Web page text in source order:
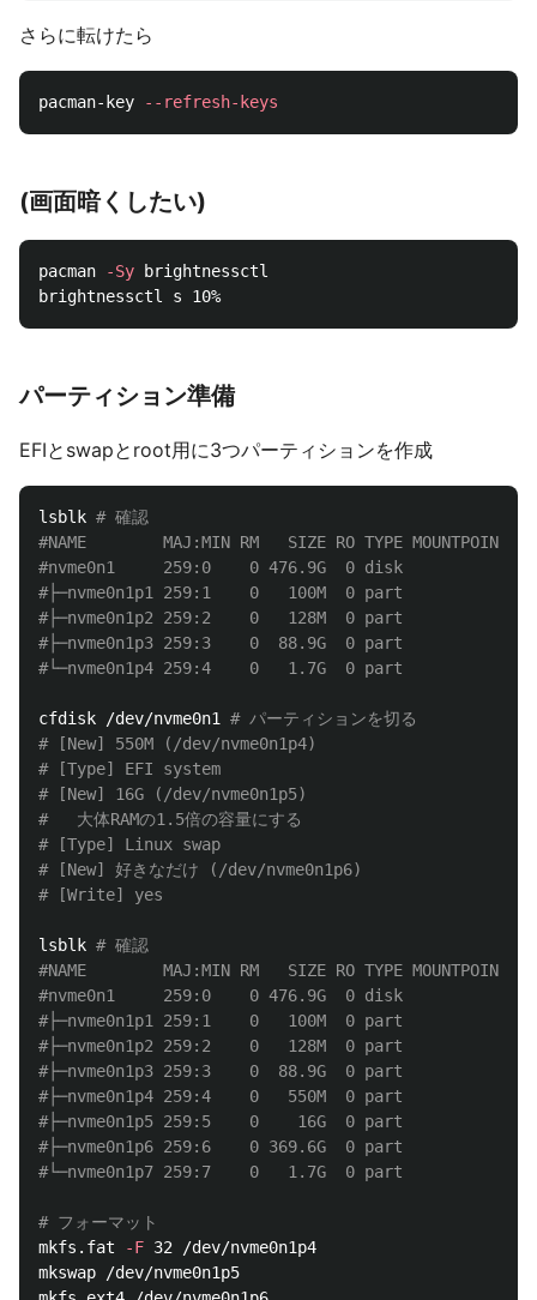
さらに転けたら
pacman-key --refresh-keys
(画面暗くしたい)
pacman -Sy brightnessctl
パーティション準備
EFIとswapとroot用に3つパーティションを作成
lsblk # 確認
#NAME        MAJ:MIN RM   SIZE RO TYPE MOUNTPOINTS
#nvme0n1     259:0    0 476.9G  0 disk
#├─nvme0n1p1 259:1    0   100M  0 part
#├─nvme0n1p2 259:2    0   128M  0 part
#├─nvme0n1p3 259:3    0  88.9G  0 part
#└─nvme0n1p4 259:4    0   1.7G  0 part
cfdisk /dev/nvme0n1 # パーティションを切る
# [New] 550M (/dev/nvme0n1p4)
# [Type] EFI system
# [New] 16G (/dev/nvme0n1p5)
#   大体RAMの1.5倍の容量にする
# [Type] Linux swap
# [New] 好きなだけ (/dev/nvme0n1p6)
# [Write] yes
lsblk # 確認
#NAME        MAJ:MIN RM   SIZE RO TYPE MOUNTPOINTS
#nvme0n1     259:0    0 476.9G  0 disk
#├─nvme0n1p1 259:1    0   100M  0 part
#├─nvme0n1p2 259:2    0   128M  0 part
#├─nvme0n1p3 259:3    0  88.9G  0 part
#├─nvme0n1p4 259:4    0   550M  0 part
#├─nvme0n1p5 259:5    0    16G  0 part
#├─nvme0n1p6 259:6    0 369.6G  0 part
#└─nvme0n1p7 259:7    0   1.7G  0 part
# フォーマット
mkfs.fat
-F 32 /dev/nvme0n1p4
mkswap /dev/nvme0n1p5